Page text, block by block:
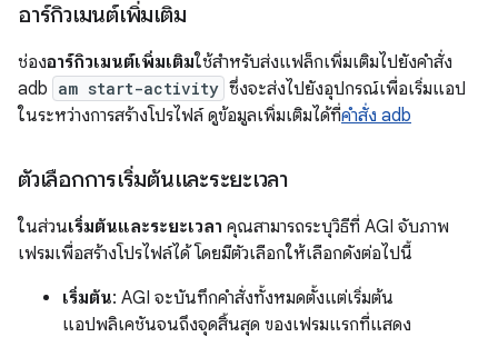
อาร์กิวเมนต์เพิ่มเติม
ช่องอาร์กิวเมนต์เพิ่มเติมใช้สำหรับส่งแฟล็กเพิ่มเติมไปยังคำสั่ง
adb am start-activity ซึ่งจะส่งไปยังอุปกรณ์เพื่อเริ่มแอป
ในระหว่างการสร้างโปรไฟล์ ดูข้อมูลเพิ่มเติมได้ที่คำสั่ง adb
ตัวเลือกการเริ่มต้นและระยะเวลา
ในส่วนเริ่มต้นและระยะเวลา คุณสามารถระบุวิธีที่ AGI จับภาพ
เฟรมเพื่อสร้างโปรไฟล์ได้ โดยมีตัวเลือกให้เลือกดังต่อไปนี้
เริ่มต้น: AGI จะบันทึกคำสั่งทั้งหมดตั้งแต่เริ่มต้น
แอปพลิเคชันจนถึงจุดสิ้นสุด ของเฟรมแรกที่แสดง